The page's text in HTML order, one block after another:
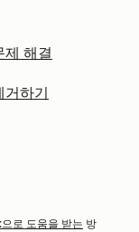
해결
하기
로 도움을 받는 방